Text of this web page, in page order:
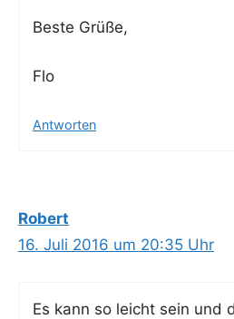
Bes­te Grüße,
Flo
Antworten
Robert
16. Juli 2016 um 20:35 Uhr
Es kann so leicht sein und